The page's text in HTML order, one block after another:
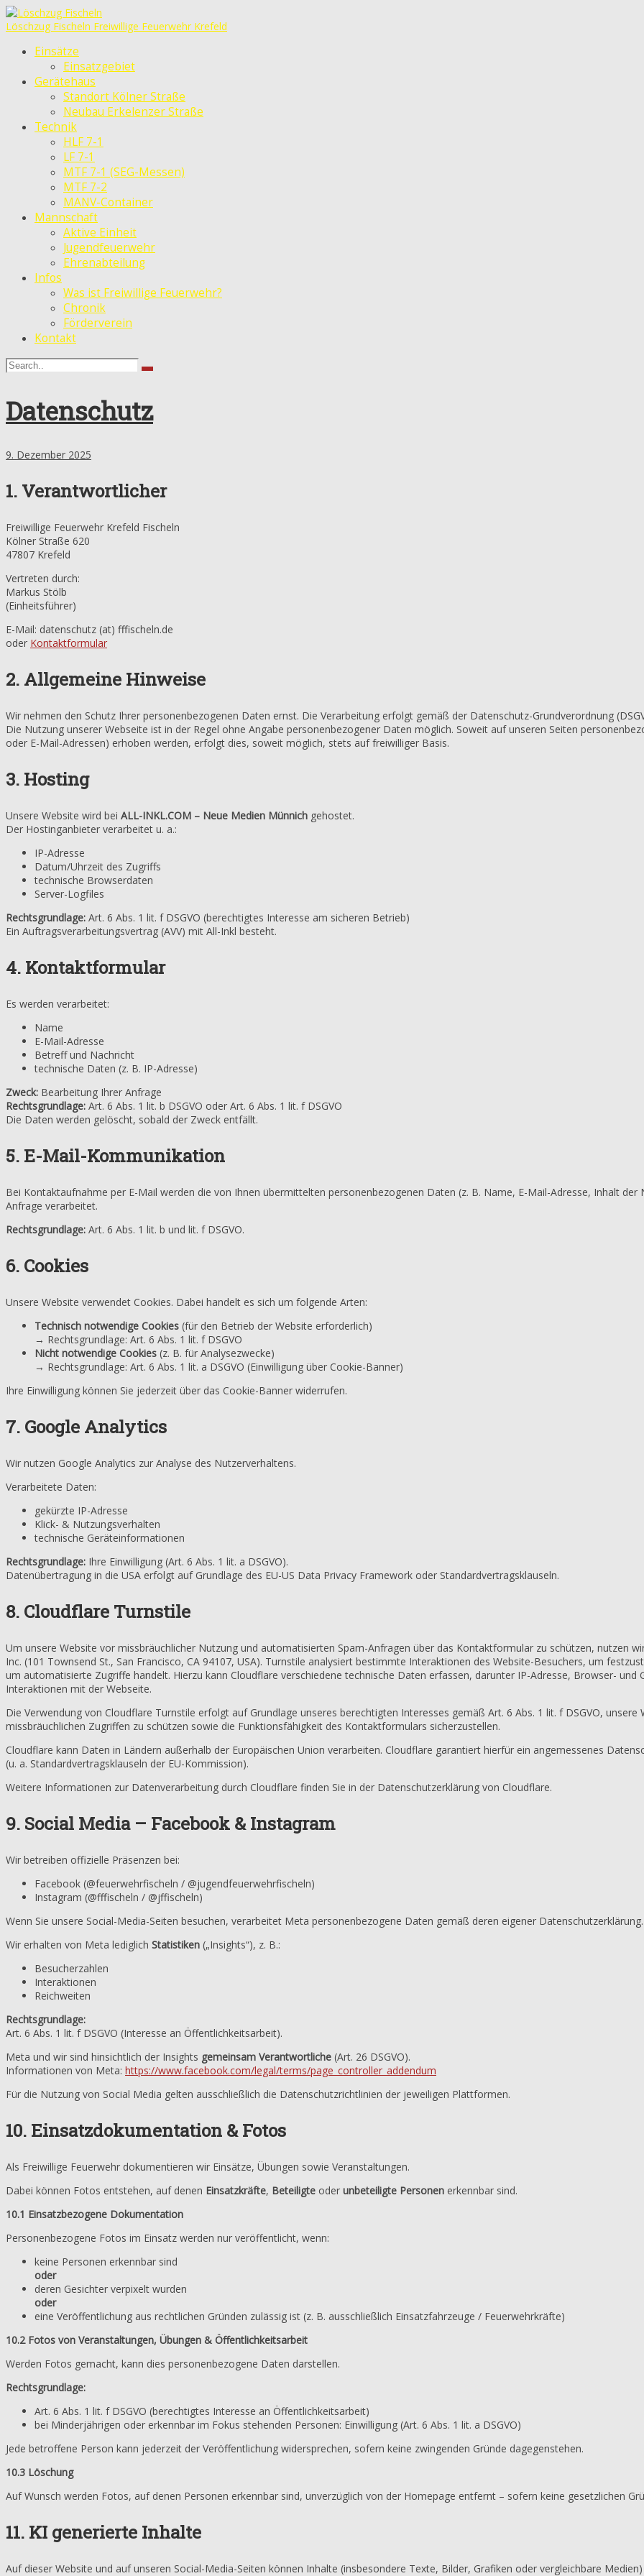
Löschzug Fischeln Freiwillige Feuerwehr Krefeld
Einsätze
Einsatzgebiet
Gerätehaus
Standort Kölner Straße
Neubau Erkelenzer Straße
Technik
HLF 7-1
LF 7-1
MTF 7-1 (SEG-Messen)
MTF 7-2
MANV-Container
Mannschaft
Aktive Einheit
Jugendfeuerwehr
Ehrenabteilung
Infos
Was ist Freiwillige Feuerwehr?
Chronik
Förderverein
Kontakt
Datenschutz
9. Dezember 2025
1. Verantwortlicher
Freiwillige Feuerwehr Krefeld Fischeln
Kölner Straße 620
47807 Krefeld
Vertreten durch:
Markus Stölb
(Einheitsführer)
E-Mail: datenschutz (at) fffischeln.de
oder Kontaktformular
2. Allgemeine Hinweise
Wir nehmen den Schutz Ihrer personenbezogenen Daten ernst. Die Verarbeitung erfolgt gemäß der Datenschutz-Grundverordnung
Die Nutzung unserer Webseite ist in der Regel ohne Angabe personenbezogener Daten möglich. Soweit auf unseren Seiten
oder E-Mail-Adressen) erhoben werden, erfolgt dies, soweit möglich, stets auf freiwilliger Basis.
3. Hosting
Unsere Website wird bei ALL-INKL.COM – Neue Medien Münnich gehostet.
Der Hostinganbieter verarbeitet u. a.:
IP-Adresse
Datum/Uhrzeit des Zugriffs
technische Browserdaten
Server-Logfiles
Rechtsgrundlage: Art. 6 Abs. 1 lit. f DSGVO (berechtigtes Interesse am sicheren Betrieb)
Ein Auftragsverarbeitungsvertrag (AVV) mit All-Inkl besteht.
4. Kontaktformular
Es werden verarbeitet:
Name
E-Mail-Adresse
Betreff und Nachricht
technische Daten (z. B. IP-Adresse)
Zweck: Bearbeitung Ihrer Anfrage
Rechtsgrundlage: Art. 6 Abs. 1 lit. b DSGVO oder Art. 6 Abs. 1 lit. f DSGVO
Die Daten werden gelöscht, sobald der Zweck entfällt.
5. E-Mail-Kommunikation
Bei Kontaktaufnahme per E-Mail werden die von Ihnen übermittelten personenbezogenen Daten (z. B. Name, E-Mail-Adresse, Inhalt
Anfrage verarbeitet.
Rechtsgrundlage: Art. 6 Abs. 1 lit. b und lit. f DSGVO.
6. Cookies
Unsere Website verwendet Cookies. Dabei handelt es sich um folgende Arten:
Technisch notwendige Cookies (für den Betrieb der Website erforderlich)
→ Rechtsgrundlage: Art. 6 Abs. 1 lit. f DSGVO
Nicht notwendige Cookies (z. B. für Analysezwecke)
→ Rechtsgrundlage: Art. 6 Abs. 1 lit. a DSGVO (Einwilligung über Cookie-Banner)
Ihre Einwilligung können Sie jederzeit über das Cookie-Banner widerrufen.
7. Google Analytics
Wir nutzen Google Analytics zur Analyse des Nutzerverhaltens.
Verarbeitete Daten:
gekürzte IP-Adresse
Klick- & Nutzungsverhalten
technische Geräteinformationen
Rechtsgrundlage: Ihre Einwilligung (Art. 6 Abs. 1 lit. a DSGVO).
Datenübertragung in die USA erfolgt auf Grundlage des EU-US Data Privacy Framework oder Standardvertragsklauseln.
8. Cloudflare Turnstile
Um unsere Website vor missbräuchlicher Nutzung und automatisierten Spam-Anfragen über das Kontaktformular zu schützen, nutzen
Inc. (101 Townsend St., San Francisco, CA 94107, USA). Turnstile analysiert bestimmte Interaktionen des Website-Besuchers, um
um automatisierte Zugriffe handelt. Hierzu kann Cloudflare verschiedene technische Daten erfassen, darunter IP-Adresse, Browser-
Interaktionen mit der Webseite.
Die Verwendung von Cloudflare Turnstile erfolgt auf Grundlage unseres berechtigten Interesses gemäß Art. 6 Abs. 1 lit. f DSGVO,
missbräuchlichen Zugriffen zu schützen sowie die Funktionsfähigkeit des Kontaktformulars sicherzustellen.
Cloudflare kann Daten in Ländern außerhalb der Europäischen Union verarbeiten. Cloudflare garantiert hierfür ein angemessenes
(u. a. Standardvertragsklauseln der EU-Kommission).
Weitere Informationen zur Datenverarbeitung durch Cloudflare finden Sie in der Datenschutzerklärung von Cloudflare.
9. Social Media – Facebook & Instagram
Wir betreiben offizielle Präsenzen bei:
Facebook (@feuerwehrfischeln / @jugendfeuerwehrfischeln)
Instagram (@fffischeln / @jffischeln)
Wenn Sie unsere Social-Media-Seiten besuchen, verarbeitet Meta personenbezogene Daten gemäß deren eigener Datenschutzerklärung.
Wir erhalten von Meta lediglich Statistiken („Insights“), z. B.:
Besucherzahlen
Interaktionen
Reichweiten
Rechtsgrundlage:
Art. 6 Abs. 1 lit. f DSGVO (Interesse an Öffentlichkeitsarbeit).
Meta und wir sind hinsichtlich der Insights gemeinsam Verantwortliche (Art. 26 DSGVO).
Informationen von Meta: https://www.facebook.com/legal/terms/page_controller_addendum
Für die Nutzung von Social Media gelten ausschließlich die Datenschutzrichtlinien der jeweiligen Plattformen.
10. Einsatzdokumentation & Fotos
Als Freiwillige Feuerwehr dokumentieren wir Einsätze, Übungen sowie Veranstaltungen.
Dabei können Fotos entstehen, auf denen Einsatzkräfte, Beteiligte oder unbeteiligte Personen erkennbar sind.
10.1 Einsatzbezogene Dokumentation
Personenbezogene Fotos im Einsatz werden nur veröffentlicht, wenn:
keine Personen erkennbar sind
oder
deren Gesichter verpixelt wurden
oder
eine Veröffentlichung aus rechtlichen Gründen zulässig ist (z. B. ausschließlich Einsatzfahrzeuge / Feuerwehrkräfte)
10.2 Fotos von Veranstaltungen, Übungen & Öffentlichkeitsarbeit
Werden Fotos gemacht, kann dies personenbezogene Daten darstellen.
Rechtsgrundlage:
Art. 6 Abs. 1 lit. f DSGVO (berechtigtes Interesse an Öffentlichkeitsarbeit)
bei Minderjährigen oder erkennbar im Fokus stehenden Personen: Einwilligung (Art. 6 Abs. 1 lit. a DSGVO)
Jede betroffene Person kann jederzeit der Veröffentlichung widersprechen, sofern keine zwingenden Gründe dagegenstehen.
10.3 Löschung
Auf Wunsch werden Fotos, auf denen Personen erkennbar sind, unverzüglich von der Homepage entfernt – sofern keine gesetzlichen
11. KI generierte Inhalte
Auf dieser Website und auf unseren Social-Media-Seiten können Inhalte (insbesondere Texte, Bilder, Grafiken oder vergleichbare